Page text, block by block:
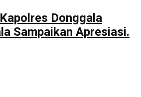
Donggala
Sampaikan Apresiasi.